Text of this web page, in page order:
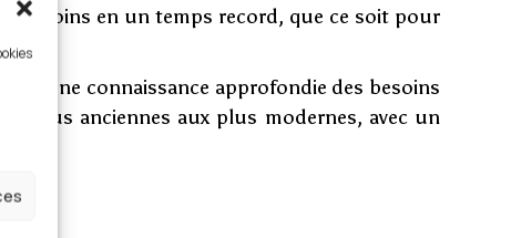
besoins en un temps record, que ce soit pour
d'une connaissance approfondie des besoins
plus anciennes aux plus modernes, avec un